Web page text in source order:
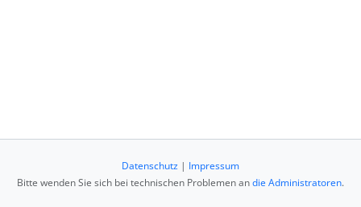
Datenschutz | Impressum
Bitte wenden Sie sich bei technischen Problemen andie Administratoren.